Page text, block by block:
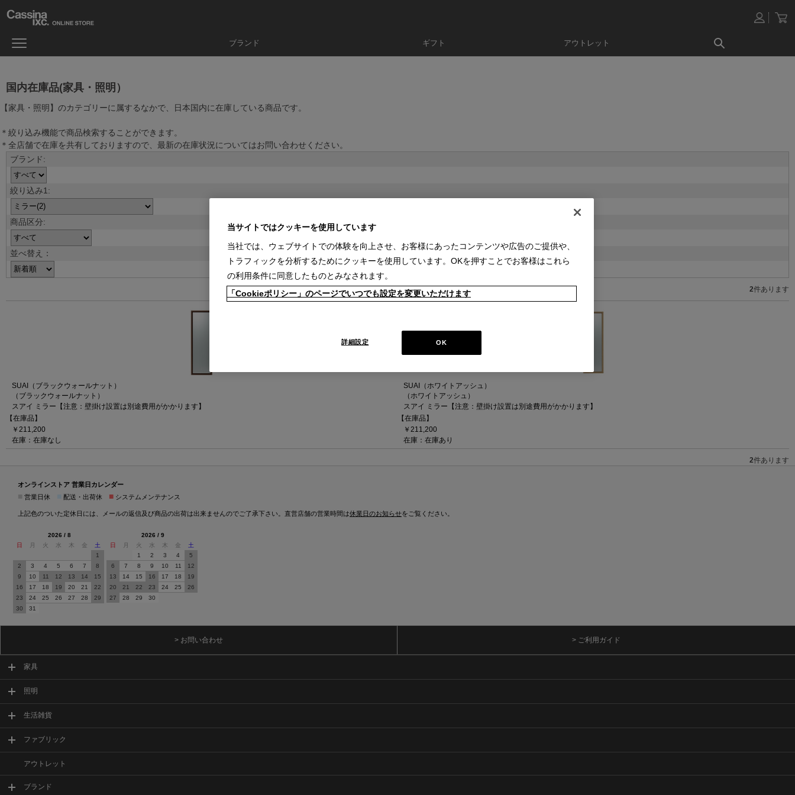
ブランド ギフト アウトレット
国内在庫品(家具・照明）
【家具・照明】のカテゴリーに属するなかで、日本国内に在庫している商品です。
＊絞り込み機能で商品検索することができます。
＊全店舗で在庫を共有しておりますので、最新の在庫状況についてはお問い合わせください。
並べ替え：
2件あります
SUAI（ブラックウォールナット）
（ブラックウォールナット）
スアイ ミラー【注意：壁掛け設置は別途費用がかかります】
【在庫品】
￥211,200
在庫：在庫なし
SUAI（ホワイトアッシュ）
（ホワイトアッシュ）
スアイ ミラー【注意：壁掛け設置は別途費用がかかります】
【在庫品】
￥211,200
在庫：在庫あり
2件あります
オンラインストア 営業日カレンダー
営業日休 配送・出荷休 ■ システムメンテナンス
上記色のついた定休日には、メールの返信及び商品の出荷は出来ませんのでご了承下さい。直営店舗の営業時間は休業日のお知らせをご覧ください。
2026 / 8
日
月 火 水 木 金
土
1
2
3 4 5 6 7
8
9
10 11 12 13 14
15
16
17 18 19 20 21
22
23
24 25 26 27 28
29
30
31
2026 / 9
日
月 火 水 木 金
土
1
2 3 4
5
6
7 8 9 10 11
12
13
14 15 16 17 18
19
20
21 22 23 24 25
26
27
28 29 30
> お問い合わせ > ご利用ガイド
家具
照明
生活雑貨
ファブリック
アウトレット
ブランド
当サイトではクッキーを使用しています
当社では、ウェブサイトでの体験を向上させ、お客様にあったコンテンツや広告のご提供や、
トラフィックを分析するためにクッキーを使用しています。OKを押すことでお客様はこれら
の利用条件に同意したものとみなされます。
「Cookieポリシー」のページでいつでも設定を変更いただけます
OK
詳細設定